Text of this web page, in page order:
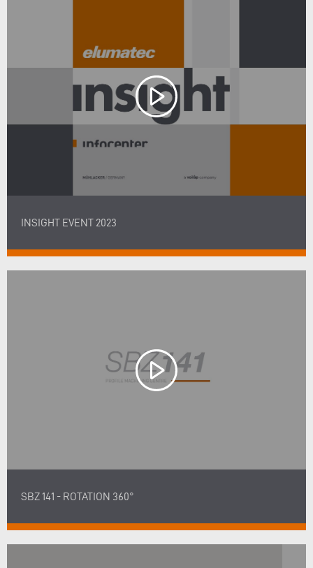
INSIGHT EVENT 2023
SBZ 141 - ROTATION 360°